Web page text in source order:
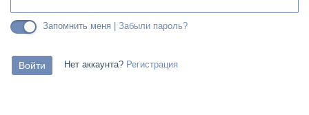
Запомнить меня | Забыли пароль?
Нет аккаунта? Регистрация